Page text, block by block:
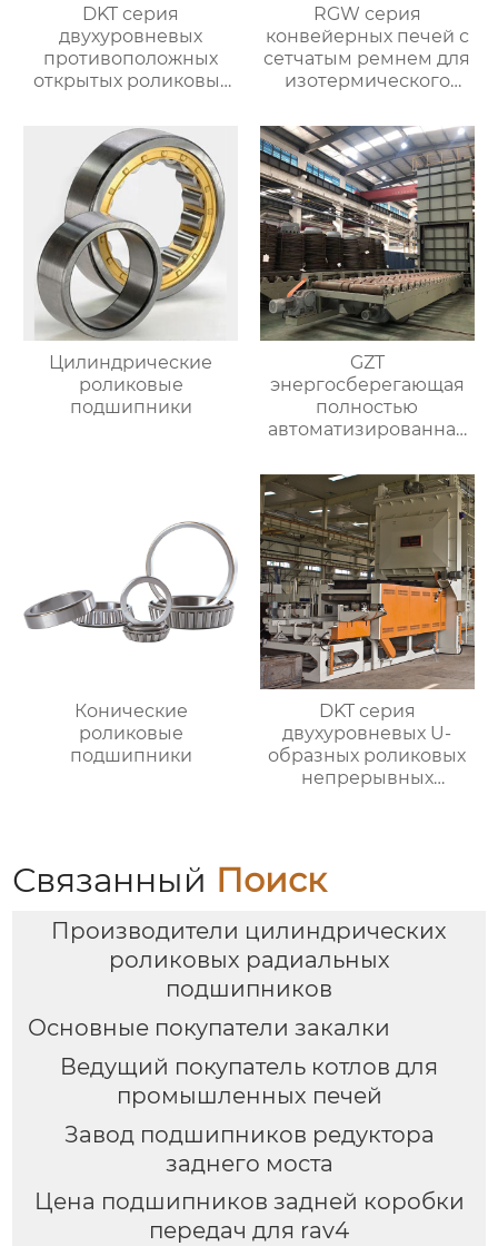
DKT серия
двухуровневых
противоположных
открытых роликовых
отжигательных печей
RGW серия
конвейерных печей с
сетчатым ремнем для
изотермического
непрерывном
процессе
Цилиндрические
роликовые
подшипники
GZT
энергосберегающая
полностью
автоматизированная
контролируемой
атмосферой
Конические
роликовые
подшипники
DKT серия
двухуровневых U-
образных роликовых
непрерывных
Связанный Поиск
Производители цилиндрических
роликовых радиальных
подшипников
Основные покупатели закалки
Ведущий покупатель котлов для
промышленных печей
Завод подшипников редуктора
заднего моста
Цена подшипников задней коробки
передач для rav4